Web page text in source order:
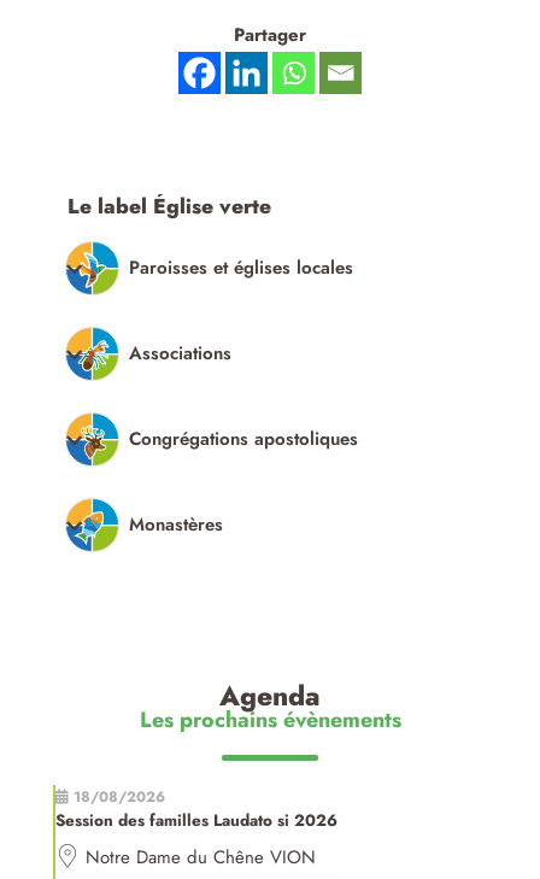
Le label Église verte
Paroisses et églises locales
Associations
Congrégations apostoliques
Monastères
Agenda
Les prochains évènements
18/08/2026
Session des familles Laudato si 2026
Notre Dame du Chêne VION
Partager